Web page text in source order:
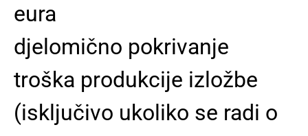
eura
djelomično pokrivanje
troška produkcije izložbe
(isključivo ukoliko se radi o